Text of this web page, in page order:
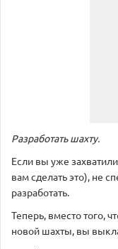
Разработать шахту.
Если вы уже
вам сделать это), не
разработать.
Теперь, вместо того,
новой шахты, вы